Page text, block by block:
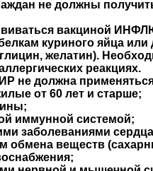
не должны
вакциной
куриного яйца
желатин).
реакциях.
не должна
от 60 лет и старше;
иммунной системой;
заболеваниями
обмена веществ